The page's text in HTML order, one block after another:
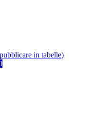
in tabelle)